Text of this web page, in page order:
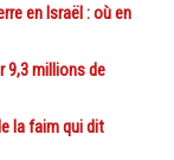
en Israël : où en
9,3 millions de
la faim qui dit